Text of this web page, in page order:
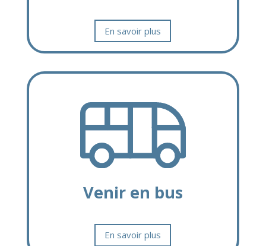
En savoir plus
Venir en bus
En savoir plus